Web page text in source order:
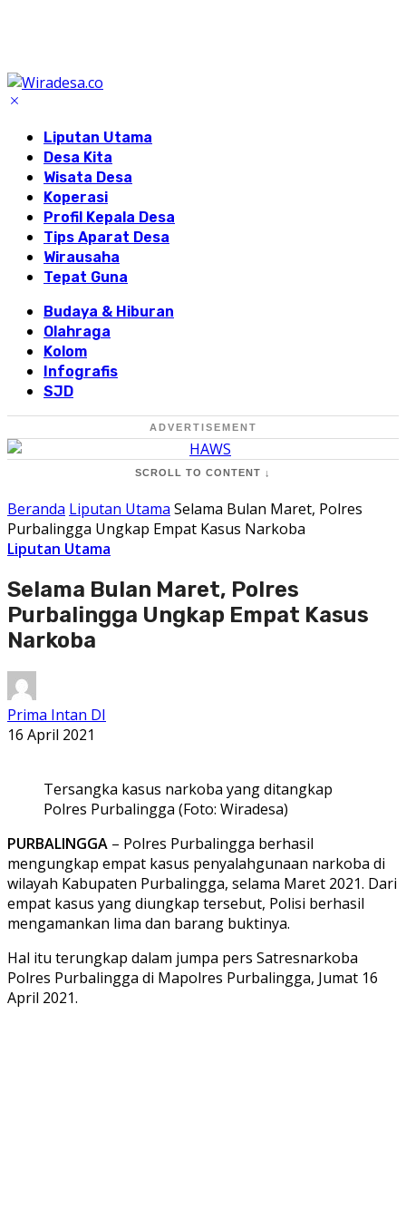
Liputan Utama
Desa Kita
Wisata Desa
Koperasi
Profil Kepala Desa
Tips Aparat Desa
Wirausaha
Tepat Guna
Budaya & Hiburan
Olahraga
Kolom
Infografis
SJD
ADVERTISEMENT
SCROLL TO CONTENT ↓
Beranda Liputan Utama Selama Bulan Maret, Polres
Purbalingga Ungkap Empat Kasus Narkoba
Liputan Utama
Selama Bulan Maret, Polres
Purbalingga Ungkap Empat Kasus
Narkoba
Prima Intan DI
16 April 2021
Tersangka kasus narkoba yang ditangkap
Polres Purbalingga (Foto: Wiradesa)
PURBALINGGA – Polres Purbalingga berhasil
mengungkap empat kasus penyalahgunaan narkoba di
wilayah Kabupaten Purbalingga, selama Maret 2021. Dari
empat kasus yang diungkap tersebut, Polisi berhasil
mengamankan lima dan barang buktinya.
Hal itu terungkap dalam jumpa pers Satresnarkoba
Polres Purbalingga di Mapolres Purbalingga, Jumat 16
April 2021.